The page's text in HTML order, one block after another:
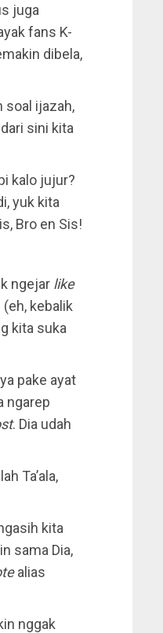
juga
fans K-
dibela,
soal ijazah,
sini kita
kalo jujur?
yuk kita
Bro en Sis!
ngejar like
kebalik
kita suka
pake ayat
ngarep
. Dia udah
Ta’ala,
kita
sama Dia,
alias
nggak